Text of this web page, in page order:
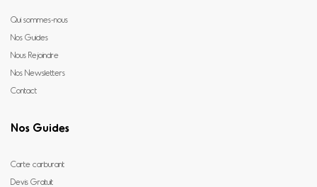
Qui sommes-nous
Nos Guides
Nous Rejoindre
Nos Newsletters
Contact
Nos Guides
Carte carburant
Devis Gratuit